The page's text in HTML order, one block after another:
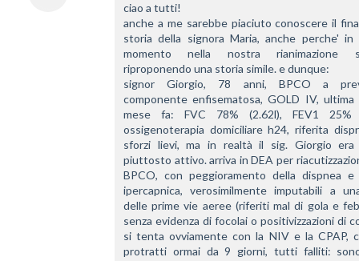
ciao a tutti!
anche a me sarebbe piaciuto conoscere il
storia della signora Maria, anche perche' in
momento nella nostra
riproponendo una storia simile. e dunque:
signor Giorgio, 78 anni, BPCO a
componente enfisematosa, GOLD IV,
mese fa: FVC 78% (2.62l), FEV1 25%
ossigenoterapia domiciliare h24, riferita
sforzi lievi, ma in realtà il sig. Giorgio era
piuttosto attivo. arriva in DEA per
BPCO, con peggioramento della dispnea e
ipercapnica, verosimilmente imputabili a
delle prime vie aeree (riferiti mal di gola e
senza evidenza di focolai o positivizzazioni di
si tenta ovviamente con la NIV e la CPAP,
protratti ormai da 9 giorni, tutti falliti: